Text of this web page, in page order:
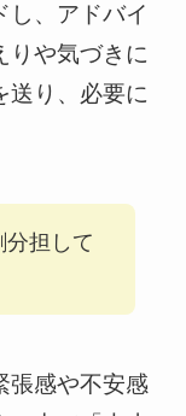
し、アドバイ
りや気づきに
送り、必要に
分担して
張感や不安感